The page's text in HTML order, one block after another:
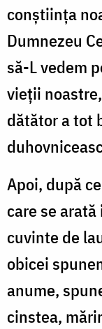
conștiința
Dumnezeu
să-L vedem
vieții
dătător a tot
Apoi, după
care se
cuvinte de
obicei
anume,
cinstea,